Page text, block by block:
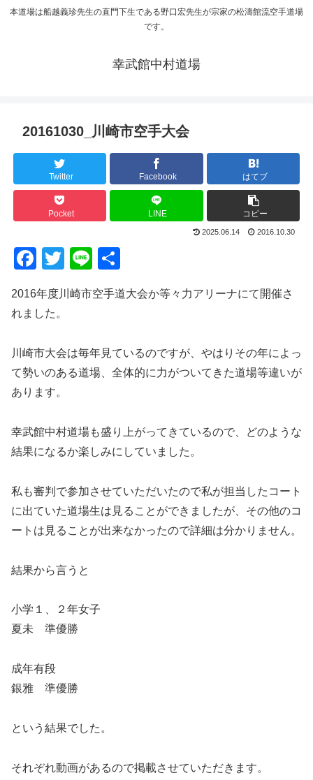
本道場は船越義珍先生の直門下生である野口宏先生が宗家の松濤館流空手道場
です。
幸武館中村道場
20161030_川崎市空手大会
Twitter Facebook はてブ
Pocket LINE コピー
2025.06.14 2016.10.30
F
c
e
b
o
o
T
wi
tt
Li
n
e
有
2016年度川崎市空手道大会か等々力アリーナにて開催さ
れました。
川崎市大会は毎年見ているのですが、やはりその年によっ
て勢いのある道場、全体的に力がついてきた道場等違いが
あります。
幸武館中村道場も盛り上がってきているので、どのような
結果になるか楽しみにしていました。
私も審判で参加させていただいたので私が担当したコート
に出ていた道場生は見ることができましたが、その他のコ
ートは見ることが出来なかったので詳細は分かりません。
結果から言うと
小学１、２年女子
夏未 準優勝
成年有段
銀雅 準優勝
という結果でした。
それぞれ動画があるので掲載させていただきます。